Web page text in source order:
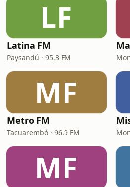
LF
Latina FM
Paysandú · 95.3 FM
MF
Metro FM
Tacuarembó · 96.9 FM
MF